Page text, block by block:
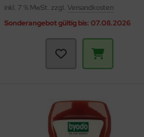
inkl. 7 % MwSt. zzgl. Versandkosten
Sonderangebot gültig bis: 07.08.2026